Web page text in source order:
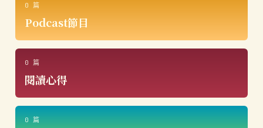
0 篇
Podcast節目
0 篇
閱讀心得
0 篇